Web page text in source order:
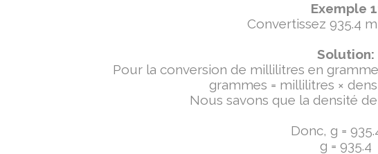
Exemple
Convertissez 935.4
Solution:
Pour la conversion de millilitres en
grammes = millilitres ×
Nous savons que la densité
Donc, g =
g = 935.4